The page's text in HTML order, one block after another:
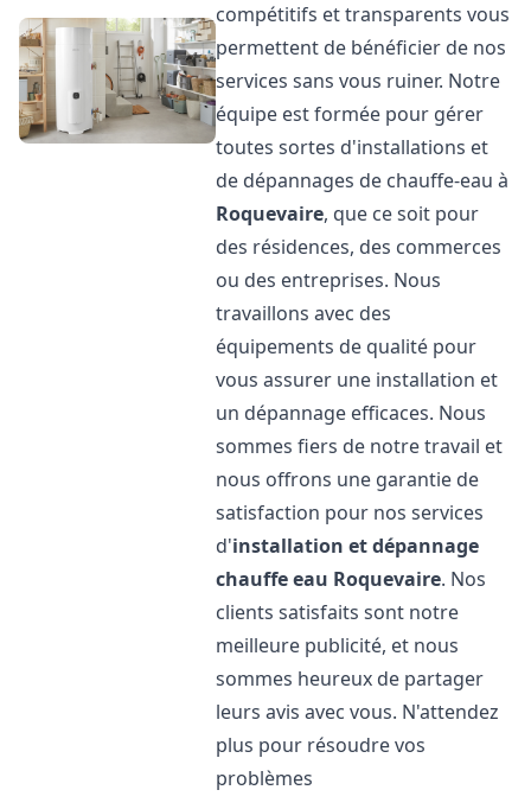
compétitifs et transparents vous
permettent de bénéficier de nos
services sans vous ruiner. Notre
équipe est formée pour gérer
toutes sortes d'installations et
de dépannages de chauffe-eau à
Roquevaire, que ce soit pour
des résidences, des commerces
ou des entreprises. Nous
travaillons avec des
équipements de qualité pour
vous assurer une installation et
un dépannage efficaces. Nous
sommes fiers de notre travail et
nous offrons une garantie de
satisfaction pour nos services
d'installation et dépannage
chauffe eau Roquevaire. Nos
clients satisfaits sont notre
meilleure publicité, et nous
sommes heureux de partager
leurs avis avec vous. N'attendez
plus pour résoudre vos
problèmes